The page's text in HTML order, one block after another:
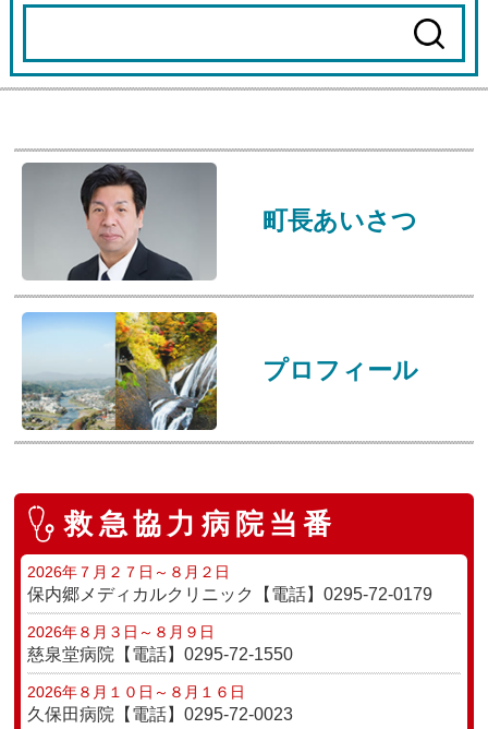
町長あいさつ
プロフィール
救急協力病院当番